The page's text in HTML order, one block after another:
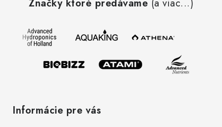
Značky ktoré predávame (a viac...)
Informácie pre vás